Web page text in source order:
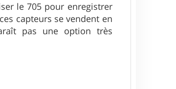
le 705 pour enregistrer
capteurs se vendent en
pas une option très